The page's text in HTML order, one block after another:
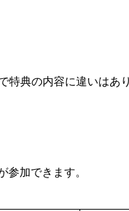
特典の内容に違いはあ
参加できます。